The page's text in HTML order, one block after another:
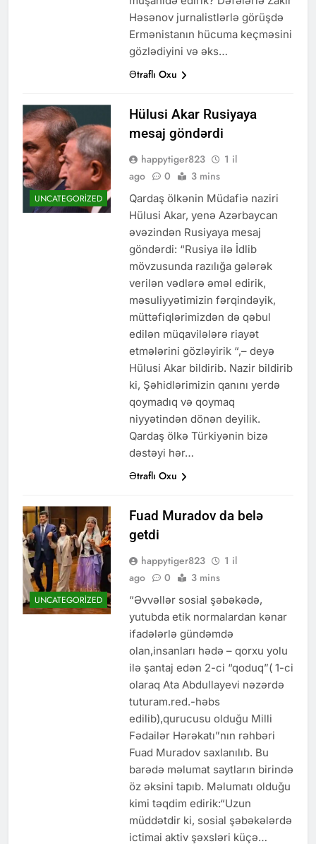
Həsənov jurnalistlərlə görüşdə
Ermənistanın hücuma keçməsini
gözlədiyini və əks…
Ətraflı Oxu
UNCATEGORIZED
Hülusi Akar Rusiyaya
mesaj göndərdi
happytiger823
1 il
ago
0 3 mins
Qardaş ölkənin Müdafiə naziri
Hülusi Akar, yenə Azərbaycan
əvəzindən Rusiyaya mesaj
göndərdi: “Rusiya ilə İdlib
mövzusunda razılığa gələrək
verilən vədlərə əməl edirik,
məsuliyyətimizin fərqindəyik,
müttəfiqlərimizdən də qəbul
edilən müqavilələrə riayət
etmələrini gözləyirik “,– deyə
Hülusi Akar bildirib. Nazir bildirib
ki, Şəhidlərimizin qanını yerdə
qoymadıq və qoymaq
niyyətindən dönən deyilik.
Qardaş ölkə Türkiyənin bizə
dəstəyi hər…
Ətraflı Oxu
UNCATEGORIZED
Fuad Muradov da belə
getdi
happytiger823
1 il
ago
0 3 mins
“Əvvəllər sosial şəbəkədə,
yutubda etik normalardan kənar
ifadələrlə gündəmdə
olan,insanları hədə – qorxu yolu
ilə şantaj edən 2-ci “qoduq”( 1-ci
olaraq Ata Abdullayevi nəzərdə
tuturam.red.-həbs
edilib),qurucusu olduğu Milli
Fədailər Hərəkatı”nın rəhbəri
Fuad Muradov saxlanılıb. Bu
barədə məlumat saytların birində
öz əksini tapıb. Məlumatı olduğu
kimi təqdim edirik:“Uzun
müddətdir ki, sosial şəbəkələrdə
ictimai aktiv şəxsləri küçə…